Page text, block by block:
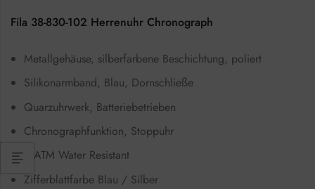
Fila 38-830-102 Herrenuhr Chronograph
Metallgehäuse, silberfarbene Beschichtung, poliert
Silikonarmband, Blau, Dornschließe
Quarzuhrwerk, Batteriebetrieben
Chronographfunktion, Stoppuhr
3 ATM Water Resistant
Zifferblattfarbe Blau / Silber